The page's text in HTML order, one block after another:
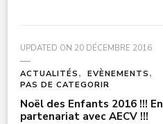
UPDATED ON 20 DÉCEMBRE 2016
ACTUALITÉS
EVÈNEMENTS
PAS DE CATEGORIR
Noël des Enfants 2016 !!! En
partenariat avec AECV !!!